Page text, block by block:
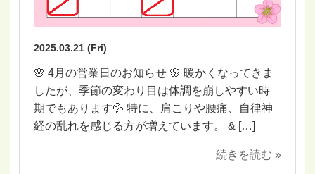
2025.03.21 (Fri)
🌸 4月の営業日のお知らせ 🌸 暖かくなってきま
したが、季節の変わり目は体調を崩しやすい時
期でもあります💦 特に、肩こりや腰痛、自律神
経の乱れを感じる方が増えています。 & […]
続きを読む »